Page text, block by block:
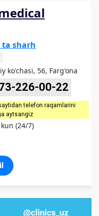
ta sharh
ko'chasi, 56, Farg'ona
226-00-22
telefon raqamlarini
aytsangiz
(24/7)